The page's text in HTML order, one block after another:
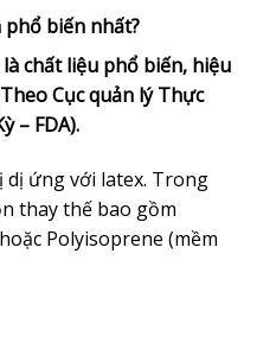
phổ biến nhất?
chất liệu phổ biến, hiệu
Cục quản lý Thực
– FDA).
ứng với latex. Trong
thay thế bao gồm
Polyisoprene (mềm